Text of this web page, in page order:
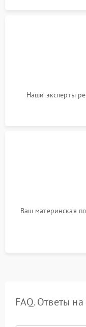
Наши эксперты
Ваш материнская
FAQ. Ответы